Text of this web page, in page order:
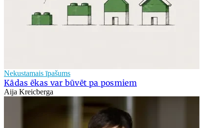
Nekustamais īpašums
Kādas ēkas var būvēt pa posmiem
Aija Kreicberga